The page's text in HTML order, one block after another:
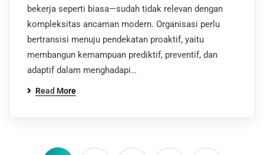
bekerja seperti biasa—sudah tidak relevan dengan
kompleksitas ancaman modern. Organisasi perlu
bertransisi menuju pendekatan proaktif, yaitu
membangun kemampuan prediktif, preventif, dan
adaptif dalam menghadapi…
Read More